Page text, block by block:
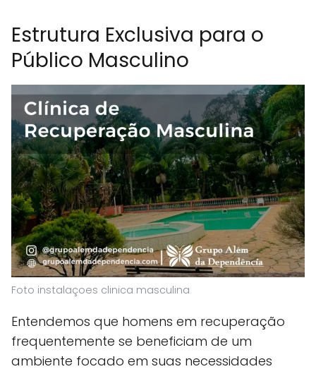
Estrutura Exclusiva para o
Público Masculino
Foto instalaçoes clinica masculina
Entendemos que homens em recuperação
frequentemente se beneficiam de um
ambiente focado em suas necessidades